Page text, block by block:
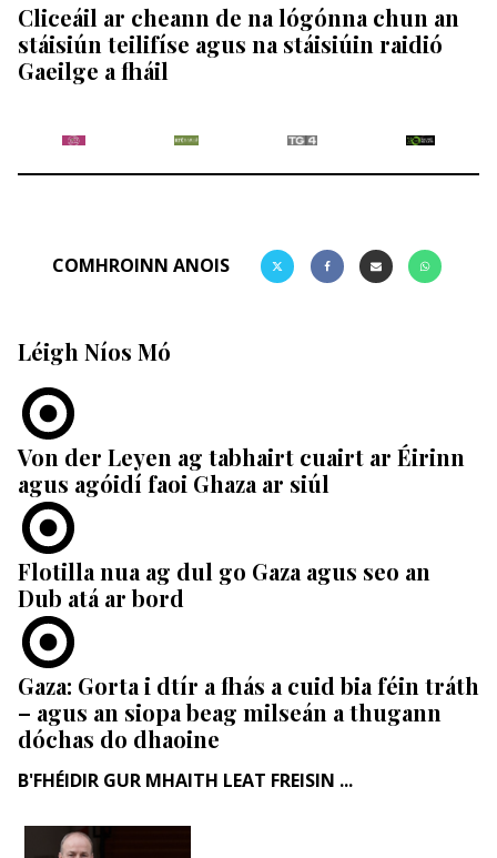
Cliceáil ar cheann de na lógónna chun an
stáisiún teilifíse agus na stáisiúin raidió
Gaeilge a fháil
COMHROINN ANOIS
Léigh Níos Mó
Von der Leyen ag tabhairt cuairt ar Éirinn
agus agóidí faoi Ghaza ar siúl
Flotilla nua ag dul go Gaza agus seo an
Dub atá ar bord
Gaza: Gorta i dtír a fhás a cuid bia féin tráth
– agus an siopa beag milseán a thugann
dóchas do dhaoine
B'FHÉIDIR GUR MHAITH LEAT FREISIN ...